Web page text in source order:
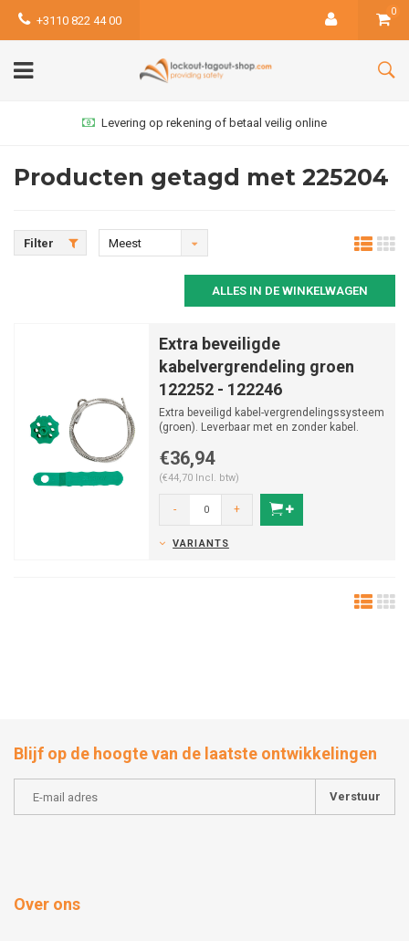
+3110 822 44 00
0
Levering op rekening of betaal veilig online
Producten getagd met 225204
Filter
Meest
ALLES IN DE WINKELWAGEN
Extra beveiligde
kabelvergrendeling groen
122252 - 122246
Extra beveiligd kabel-vergrendelingssysteem
(groen). Leverbaar met en zonder kabel.
€36,94
(€44,70 Incl. btw)
- +
VARIANTS
Blijf op de hoogte van de laatste ontwikkelingen
Verstuur
Over ons